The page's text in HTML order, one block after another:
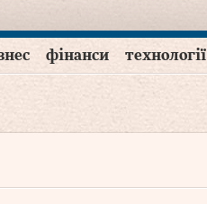
фінанси технології